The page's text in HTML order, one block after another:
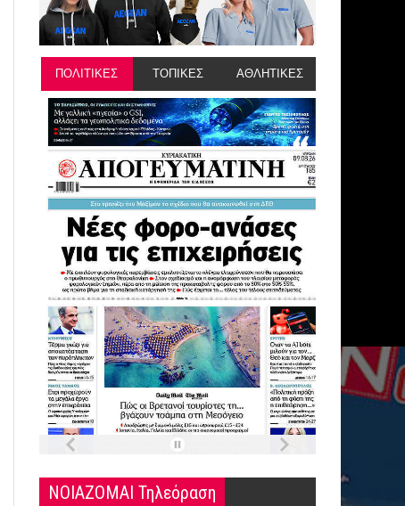
ΠΟΛΙΤΙΚΕΣ ΤΟΠΙΚΕΣ ΑΘΛΗΤΙΚΕΣ
ΝΟΙΑΖΟΜΑΙ Τηλεόραση